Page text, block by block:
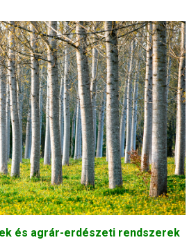
és agrár-erdészeti rendszerek